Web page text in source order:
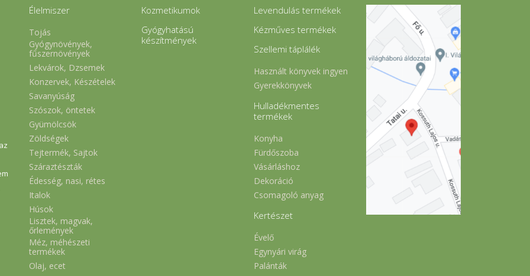
Élelmiszer
Tojás
Gyógynövények,
fűszernövények
Lekvárok, Dzsemek
Konzervek, Készételek
Savanyúság
Szószok, öntetek
Gyümölcsök
Zöldségek
Tejtermék, Sajtok
Száraztészták
Édesség, nasi, rétes
Italok
Húsok
Lisztek, magvak,
őrlemények
Méz, méhészeti
termékek
Olaj, ecet
Kozmetikumok
Gyógyhatású
készítmények
Levendulás termékek
Kézműves termékek
Szellemi táplálék
Használt könyvek ingyen
Gyerekkönyvek
Hulladékmentes
termékek
Konyha
Fürdőszoba
Vásárláshoz
Dekoráció
Csomagoló anyag
Kertészet
Évelő
Egynyári virág
Palánták